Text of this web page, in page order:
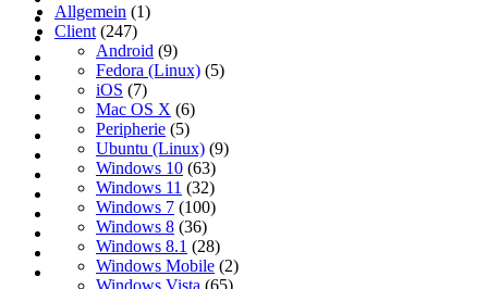
Allgemein (1)
Client (247)
Android (9)
Fedora (Linux) (5)
iOS (7)
Mac OS X (6)
Peripherie (5)
Ubuntu (Linux) (9)
Windows 10 (63)
Windows 11 (32)
Windows 7 (100)
Windows 8 (36)
Windows 8.1 (28)
Windows Mobile (2)
Windows Vista (65)